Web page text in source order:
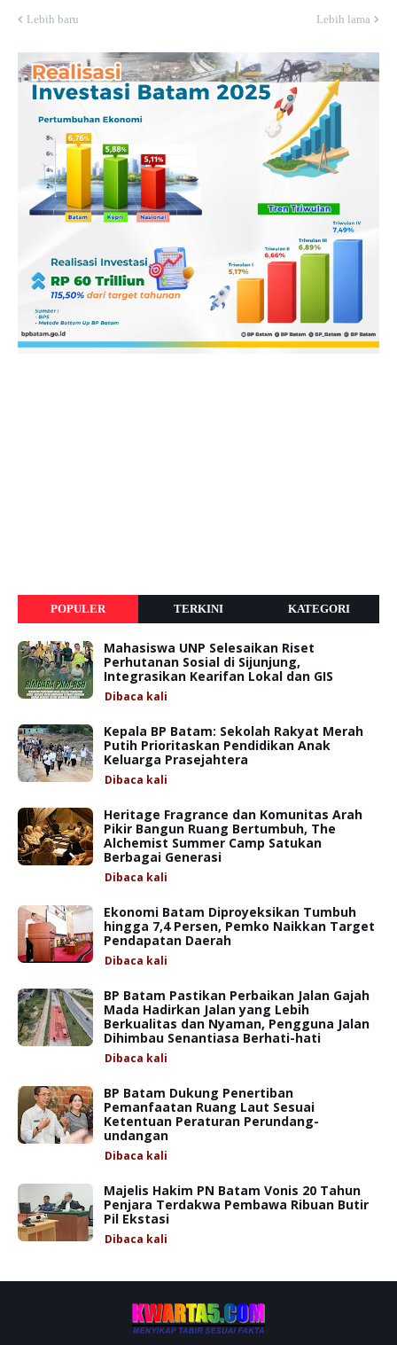
Lebih baru Lebih lama
POPULER TERKINI KATEGORI
Mahasiswa UNP Selesaikan Riset
Perhutanan Sosial di Sijunjung,
Integrasikan Kearifan Lokal dan GIS
Dibaca kali
Kepala BP Batam: Sekolah Rakyat Merah
Putih Prioritaskan Pendidikan Anak
Keluarga Prasejahtera
Dibaca kali
Heritage Fragrance dan Komunitas Arah
Pikir Bangun Ruang Bertumbuh, The
Alchemist Summer Camp Satukan
Berbagai Generasi
Dibaca kali
Ekonomi Batam Diproyeksikan Tumbuh
hingga 7,4 Persen, Pemko Naikkan Target
Pendapatan Daerah
Dibaca kali
BP Batam Pastikan Perbaikan Jalan Gajah
Mada Hadirkan Jalan yang Lebih
Berkualitas dan Nyaman, Pengguna Jalan
Dihimbau Senantiasa Berhati-hati
Dibaca kali
BP Batam Dukung Penertiban
Pemanfaatan Ruang Laut Sesuai
Ketentuan Peraturan Perundang-
undangan
Dibaca kali
Majelis Hakim PN Batam Vonis 20 Tahun
Penjara Terdakwa Pembawa Ribuan Butir
Pil Ekstasi
Dibaca kali